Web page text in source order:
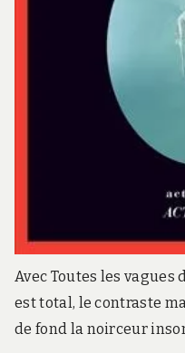
Avec Toutes les vagues
est total, le contraste
de fond la noirceur